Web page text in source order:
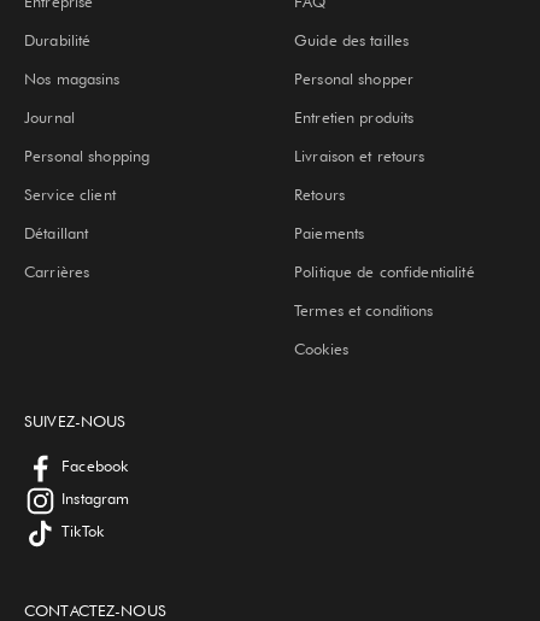
Durabilité
Nos magasins
Journal
Personal shopping
Service client
Détaillant
Carrières
Guide des tailles
Personal shopper
Entretien produits
Livraison et retours
Retours
Paiements
Politique de confidentialité
Termes et conditions
Cookies
SUIVEZ-NOUS
Facebook
Instagram
TikTok
CONTACTEZ-NOUS